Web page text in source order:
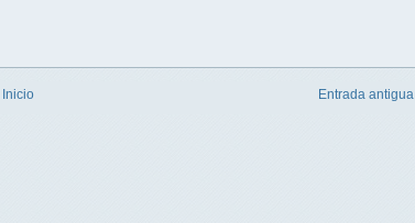
Entrada antigua
Inicio